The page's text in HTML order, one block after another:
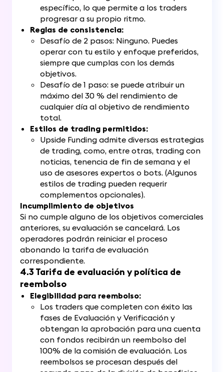
específico, lo que permite a los traders
progresar a su propio ritmo.
Reglas de consistencia:
Desafío de 2 pasos: Ninguno. Puedes
operar con tu estilo y enfoque preferidos,
siempre que cumplas con los demás
objetivos.
Desafío de 1 paso: se puede atribuir un
máximo del 30 % del rendimiento de
cualquier día al objetivo de rendimiento
total.
Estilos de trading permitidos:
Upside Funding admite diversas estrategias
de trading, como, entre otras, trading con
noticias, tenencia de fin de semana y el
uso de asesores expertos o bots. (Algunos
estilos de trading pueden requerir
complementos opcionales).
Incumplimiento de objetivos
Si no cumple alguno de los objetivos comerciales
anteriores, su evaluación se cancelará. Los
operadores podrán reiniciar el proceso
abonando la tarifa de evaluación
correspondiente.
4.3 Tarifa de evaluación y política de
reembolso
Elegibilidad para reembolso:
Los traders que completen con éxito las
fases de Evaluación y Verificación y
obtengan la aprobación para una cuenta
con fondos recibirán un reembolso del
100% de la comisión de evaluación. Los
reembolsos se procesan después del